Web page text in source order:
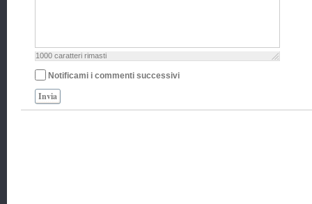
1000 caratteri rimasti
Notificami i commenti successivi
Invia